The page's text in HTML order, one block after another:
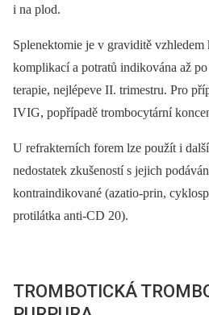
i na plod.
Splenektomie je v graviditě
komplikací a potratů indikována až
terapie, nejlépeve II. trimestru. Pro
IVIG, popřípadě trombocytární
U refrakterních forem lze použít i
nedostatek zkušeností s jejich
kontraindikované (azatio-prin,
protilátka anti-CD 20).
TROMBOTICKÁ